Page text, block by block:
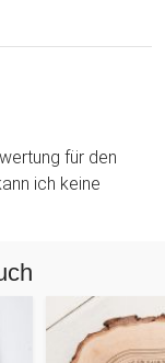
für den
ich keine